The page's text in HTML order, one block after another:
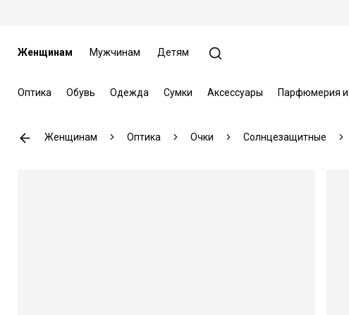
Женщинам Мужчинам Детям
Оптика Обувь Одежда Сумки Аксессуары Парфюмерия и
Женщинам Оптика Очки Солнцезащитные